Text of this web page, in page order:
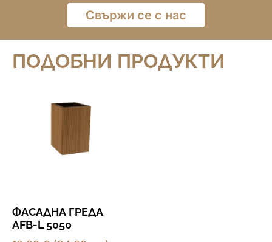
Свържи се с нас
ПОДОБНИ ПРОДУКТИ
ФАСАДНА ГРЕДА
AFB-L 5050